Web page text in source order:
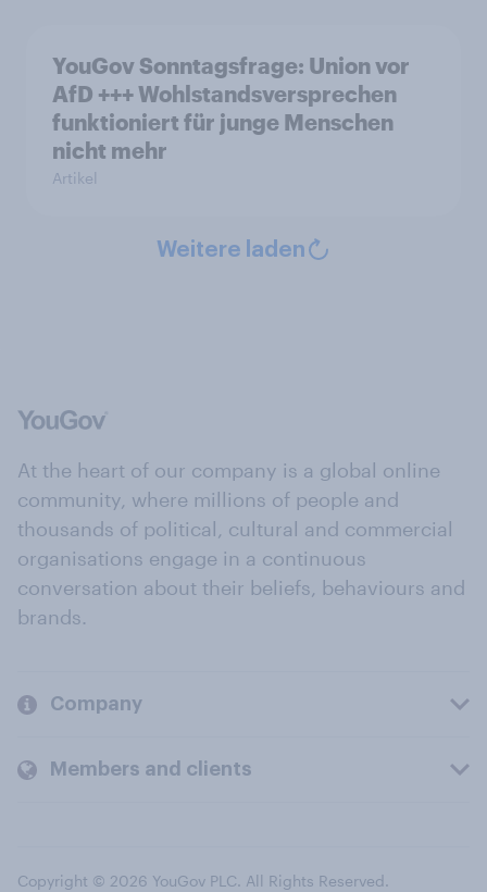
YouGov Sonntagsfrage: Union vor
AfD +++ Wohlstandsversprechen
funktioniert für junge Menschen
nicht mehr
Artikel
Weitere laden
At the heart of our company is a global online
community, where millions of people and
thousands of political, cultural and commercial
organisations engage in a continuous
conversation about their beliefs, behaviours and
brands.
Company
Members and clients
Copyright © 2026 YouGov PLC. All Rights Reserved.